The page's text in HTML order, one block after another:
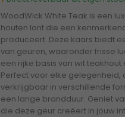
WoodWick White Teak is een
houten lont die een
produceert. Deze kaars biedt
van geuren, waaronder frisse
een rijke basis van wit teakhout
Perfect voor elke gelegenheid,
verkrijgbaar in verschillende
een lange brandduur. Geniet
die deze geur creëert in jouw